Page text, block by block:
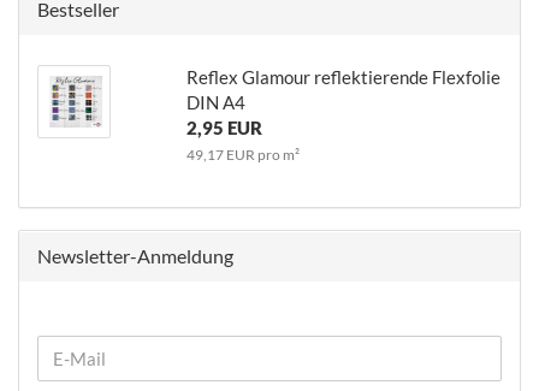
Bestseller
Reflex Glamour reflektierende Flexfolie
DIN A4
2,95 EUR
49,17 EUR pro m²
Newsletter-Anmeldung
ZUR
E-
Mail